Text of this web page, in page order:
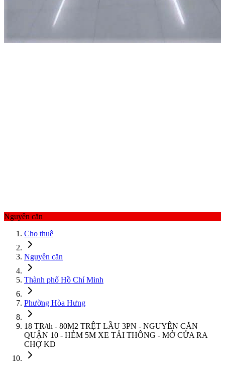
Nguyên căn
Cho thuê
Nguyên căn
Thành phố Hồ Chí Minh
Phường Hòa Hưng
18 TR/th - 80M2 TRỆT LẦU 3PN - NGUYÊN CĂN
QUẬN 10 - HẺM 5M XE TẢI THÔNG - MỞ CỬA RA
CHỢ KD